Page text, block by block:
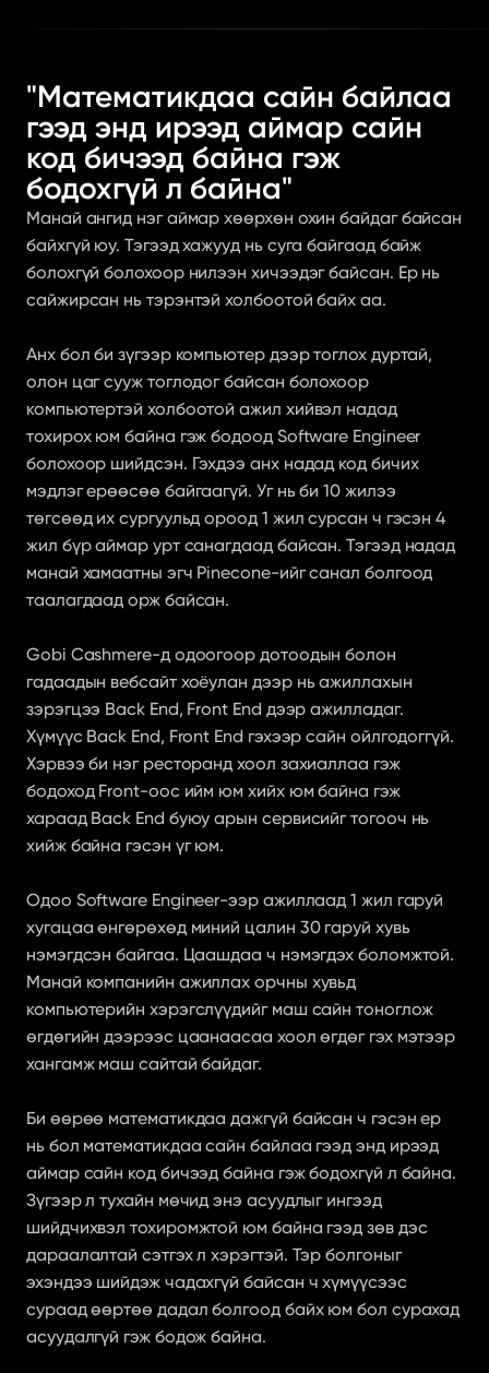
"Математикдаа сайн байлаа
гээд энд ирээд аймар сайн
код бичээд байна гэж
бодохгүй л байна"
Манай ангид нэг аймар хөөрхөн охин байдаг байсан
байхгүй юу. Тэгээд хажууд нь суга байгаад байж
болохгүй болохоор нилээн хичээдэг байсан. Ер нь
сайжирсан нь тэрэнтэй холбоотой байх аа.
Анх бол би зүгээр компьютер дээр тоглох дуртай,
олон цаг сууж тоглодог байсан болохоор
компьютертэй холбоотой ажил хийвэл надад
тохирох юм байна гэж бодоод Software Engineer
болохоор шийдсэн. Гэхдээ анх надад код бичих
мэдлэг ерөөсөө байгаагүй. Уг нь би 10 жилээ
төгсөөд их сургуульд ороод 1 жил сурсан ч гэсэн 4
жил бүр аймар урт санагдаад байсан. Тэгээд надад
манай хамаатны эгч Pinecone-ийг санал болгоод
таалагдаад орж байсан.
Gobi Cashmere-д одоогоор дотоодын болон
гадаадын вебсайт хоёулан дээр нь ажиллахын
зэрэгцээ Back End, Front End дээр ажилладаг.
Хүмүүс Back End, Front End гэхээр сайн ойлгодоггүй.
Хэрвээ би нэг ресторанд хоол захиаллаа гэж
бодоход Front-оос ийм юм хийх юм байна гэж
хараад Back End буюу арын сервисийг тогооч нь
хийж байна гэсэн үг юм.
Одоо Software Engineer-ээр ажиллаад 1 жил гаруй
хугацаа өнгөрөхөд миний цалин 30 гаруй хувь
нэмэгдсэн байгаа. Цаашдаа ч нэмэгдэх боломжтой.
Манай компанийн ажиллах орчны хувьд
компьютерийн хэрэгслүүдийг маш сайн тоноглож
өгдөгийн дээрээс цаанаасаа хоол өгдөг гэх мэтээр
хангамж маш сайтай байдаг.
Би өөрөө математикдаа дажгүй байсан ч гэсэн ер
нь бол математикдаа сайн байлаа гээд энд ирээд
аймар сайн код бичээд байна гэж бодохгүй л байна.
Зүгээр л тухайн мөчид энэ асуудлыг ингээд
шийдчихвэл тохиромжтой юм байна гээд зөв дэс
дараалалтай сэтгэх л хэрэгтэй. Тэр болгоныг
эхэндээ шийдэж чадахгүй байсан ч хүмүүсээс
сураад өөртөө дадал болгоод байх юм бол сурахад
асуудалгүй гэж бодож байна.